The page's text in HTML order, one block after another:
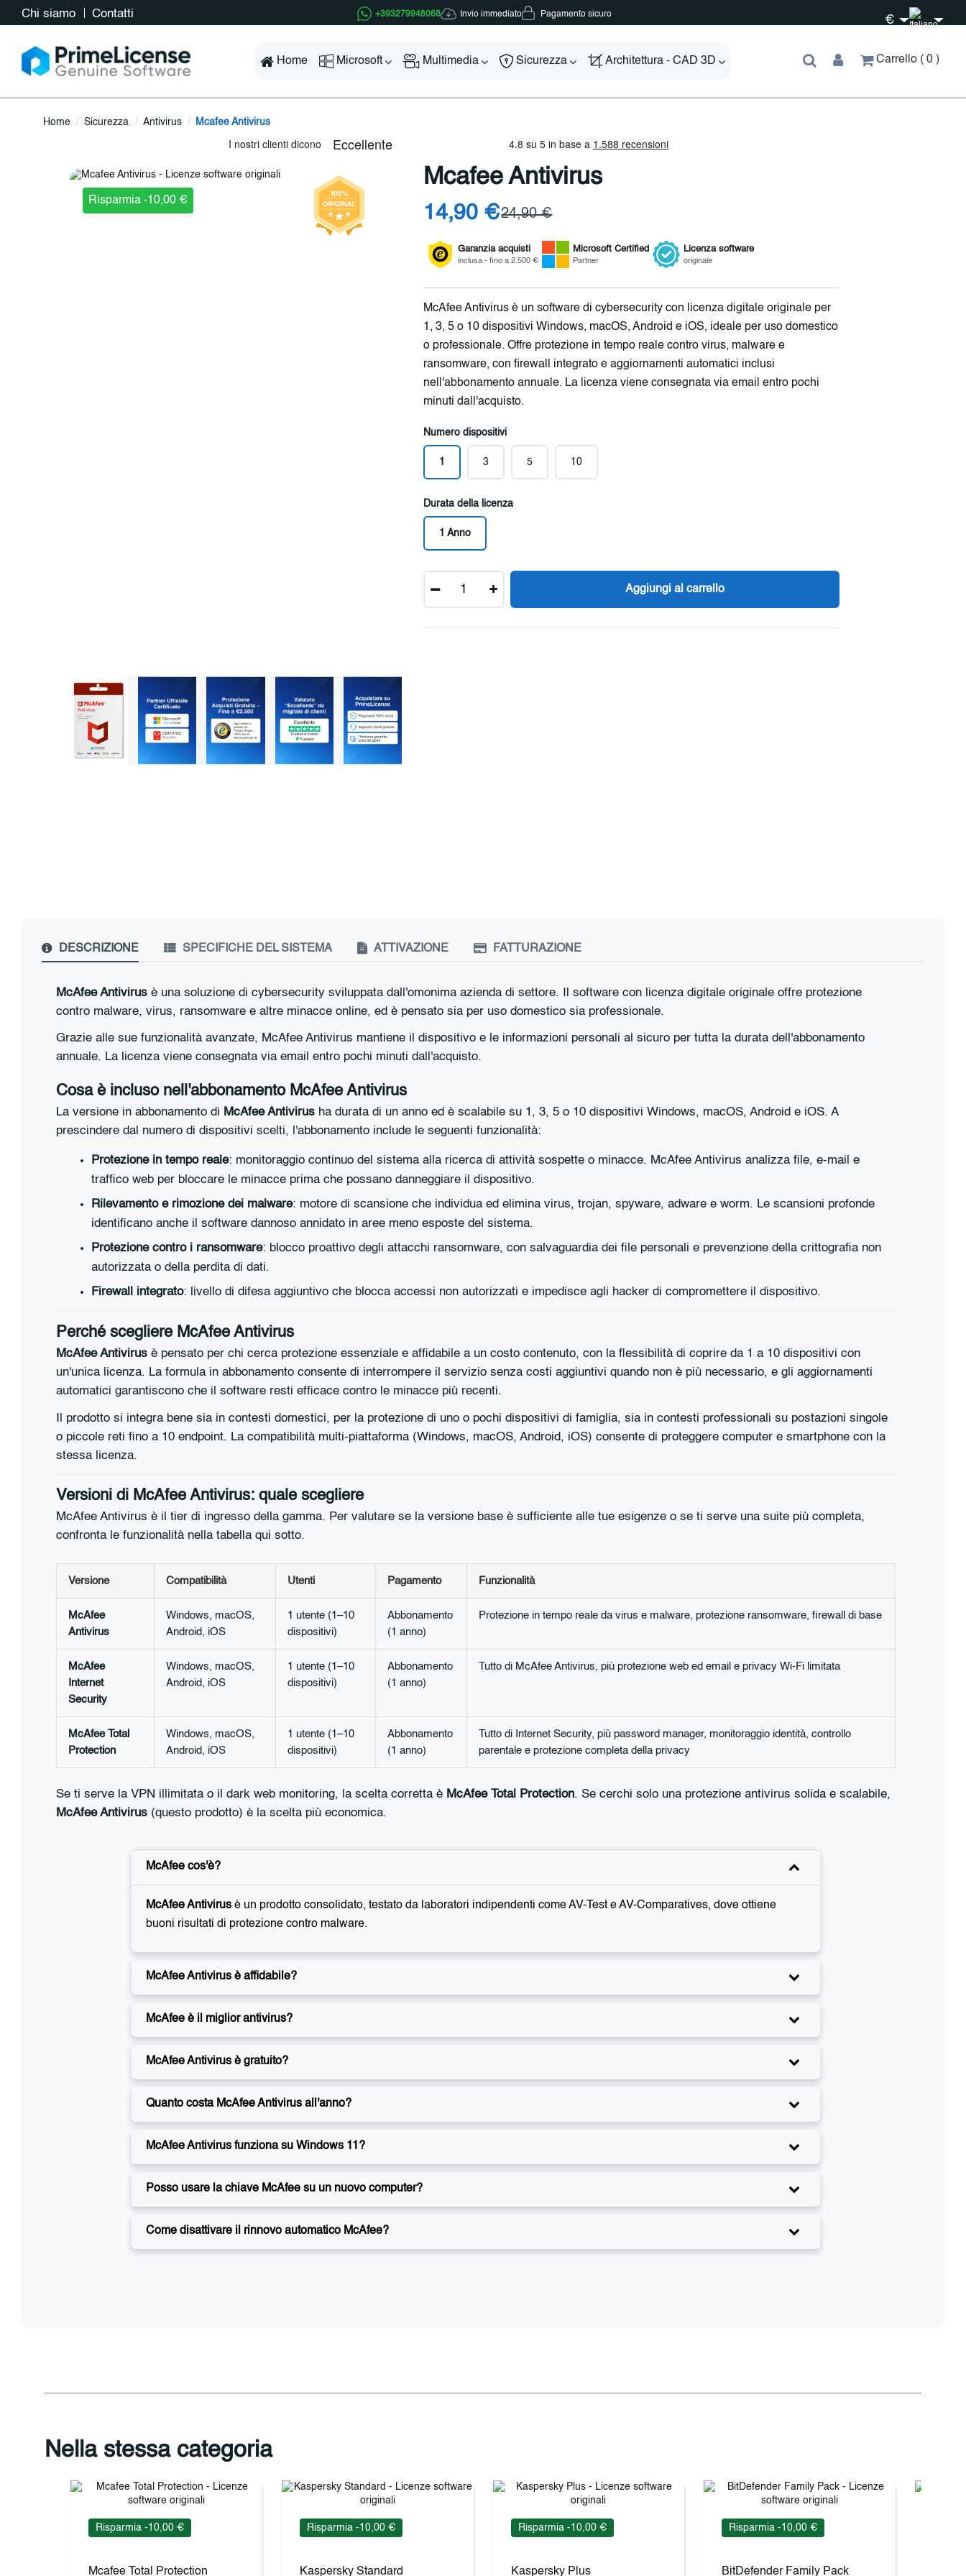
Chi siamo Contatti +393279948068 Invio immediato Pagamento sicuro €
Home Microsoft Multimedia Sicurezza Architettura - CAD 3D Carrello 0
Home Sicurezza Antivirus Mcafee Antivirus
Risparmia -10,00 €
Mcafee Antivirus
14,90 €24,90 €
Garanzia acquisti
inclusa - fino a 2.500 €
Microsoft Certified
Partner
Licenza software
originale
McAfee Antivirus è un software di cybersecurity con licenza digitale originale per
1, 3, 5 o 10 dispositivi Windows, macOS, Android e iOS, ideale per uso domestico
o professionale. Offre protezione in tempo reale contro virus, malware e
ransomware, con firewall integrato e aggiornamenti automatici inclusi
nell'abbonamento annuale. La licenza viene consegnata via email entro pochi
minuti dall'acquisto.
Numero dispositivi
1 3 5 10
Durata della licenza
1 Anno
Aggiungi al carrello
DESCRIZIONE SPECIFICHE DEL SISTEMA ATTIVAZIONE FATTURAZIONE
McAfee Antivirus è una soluzione di cybersecurity sviluppata dall'omonima azienda di settore. Il software con licenza digitale originale offre protezione
contro malware, virus, ransomware e altre minacce online, ed è pensato sia per uso domestico sia professionale.
Grazie alle sue funzionalità avanzate, McAfee Antivirus mantiene il dispositivo e le informazioni personali al sicuro per tutta la durata dell'abbonamento
annuale. La licenza viene consegnata via email entro pochi minuti dall'acquisto.
Cosa è incluso nell'abbonamento McAfee Antivirus
La versione in abbonamento di McAfee Antivirus ha durata di un anno ed è scalabile su 1, 3, 5 o 10 dispositivi Windows, macOS, Android e iOS. A
prescindere dal numero di dispositivi scelti, l'abbonamento include le seguenti funzionalità:
Protezione in tempo reale: monitoraggio continuo del sistema alla ricerca di attività sospette o minacce. McAfee Antivirus analizza file, e-mail e
traffico web per bloccare le minacce prima che possano danneggiare il dispositivo.
Rilevamento e rimozione dei malware: motore di scansione che individua ed elimina virus, trojan, spyware, adware e worm. Le scansioni profonde
identificano anche il software dannoso annidato in aree meno esposte del sistema.
Protezione contro i ransomware: blocco proattivo degli attacchi ransomware, con salvaguardia dei file personali e prevenzione della crittografia non
autorizzata o della perdita di dati.
Firewall integrato: livello di difesa aggiuntivo che blocca accessi non autorizzati e impedisce agli hacker di compromettere il dispositivo.
Perché scegliere McAfee Antivirus
McAfee Antivirus è pensato per chi cerca protezione essenziale e affidabile a un costo contenuto, con la flessibilità di coprire da 1 a 10 dispositivi con
un'unica licenza. La formula in abbonamento consente di interrompere il servizio senza costi aggiuntivi quando non è più necessario, e gli aggiornamenti
automatici garantiscono che il software resti efficace contro le minacce più recenti.
Il prodotto si integra bene sia in contesti domestici, per la protezione di uno o pochi dispositivi di famiglia, sia in contesti professionali su postazioni singole
o piccole reti fino a 10 endpoint. La compatibilità multi-piattaforma (Windows, macOS, Android, iOS) consente di proteggere computer e smartphone con la
stessa licenza.
Versioni di McAfee Antivirus: quale scegliere
McAfee Antivirus è il tier di ingresso della gamma. Per valutare se la versione base è sufficiente alle tue esigenze o se ti serve una suite più completa,
confronta le funzionalità nella tabella qui sotto.
Versione Compatibilità Utenti Pagamento Funzionalità
McAfee
Antivirus
Windows, macOS,
Android, iOS
1 utente (1–10
dispositivi)
Abbonamento
(1 anno)
Protezione in tempo reale da virus e malware, protezione ransomware, firewall di base
McAfee
Internet
Security
Windows, macOS,
Android, iOS
1 utente (1–10
dispositivi)
Abbonamento
(1 anno)
Tutto di McAfee Antivirus, più protezione web ed email e privacy Wi-Fi limitata
McAfee Total
Protection
Windows, macOS,
Android, iOS
1 utente (1–10
dispositivi)
Abbonamento
(1 anno)
Tutto di Internet Security, più password manager, monitoraggio identità, controllo
parentale e protezione completa della privacy
Se ti serve la VPN illimitata o il dark web monitoring, la scelta corretta è McAfee Total Protection. Se cerchi solo una protezione antivirus solida e scalabile,
McAfee Antivirus (questo prodotto) è la scelta più economica.
McAfee cos'è?
McAfee Antivirus è un prodotto consolidato, testato da laboratori indipendenti come AV-Test e AV-Comparatives, dove ottiene
buoni risultati di protezione contro malware.
McAfee Antivirus è affidabile?
McAfee è il miglior antivirus?
McAfee Antivirus è gratuito?
Quanto costa McAfee Antivirus all'anno?
McAfee Antivirus funziona su Windows 11?
Posso usare la chiave McAfee su un nuovo computer?
Come disattivare il rinnovo automatico McAfee?
Nella stessa categoria
Risparmia -10,00 €
Mcafee Total Protection
Risparmia -10,00 €
Kaspersky Standard
Risparmia -10,00 €
Kaspersky Plus
Risparmia -10,00 €
BitDefender Family Pack